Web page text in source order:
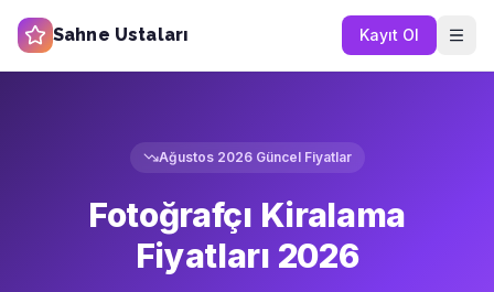
Sahne Ustaları Kayıt Ol
Ağustos 2026Güncel Fiyatlar
Fotoğrafçı Kiralama
Fiyatları 2026